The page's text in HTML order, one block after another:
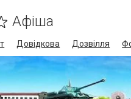
Афіша
Довідкова Дозвілля